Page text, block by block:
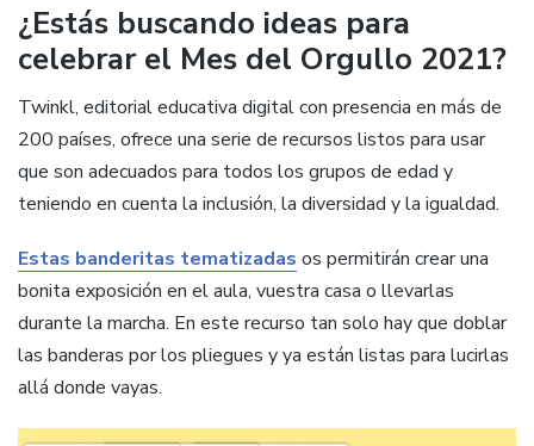
¿Estás buscando ideas para
celebrar el Mes del Orgullo 2021?
Twinkl, editorial educativa digital con presencia en más de
200 países, ofrece una serie de recursos listos para usar
que son adecuados para todos los grupos de edad y
teniendo en cuenta la inclusión, la diversidad y la igualdad.
Estas banderitas tematizadas os permitirán crear una
bonita exposición en el aula, vuestra casa o llevarlas
durante la marcha. En este recurso tan solo hay que doblar
las banderas por los pliegues y ya están listas para lucirlas
allá donde vayas.